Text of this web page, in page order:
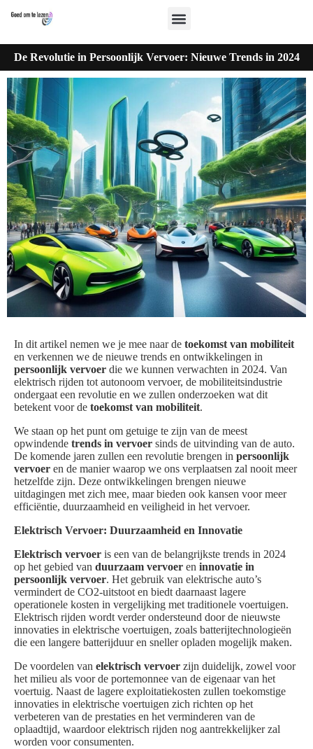
De Revolutie in Persoonlijk Vervoer: Nieuwe Trends in 2024
In dit artikel nemen we je mee naar de toekomst van mobiliteit
en verkennen we de nieuwe trends en ontwikkelingen in
persoonlijk vervoer die we kunnen verwachten in 2024. Van
elektrisch rijden tot autonoom vervoer, de mobiliteitsindustrie
ondergaat een revolutie en we zullen onderzoeken wat dit
betekent voor de toekomst van mobiliteit.
We staan op het punt om getuige te zijn van de meest
opwindende trends in vervoer sinds de uitvinding van de auto.
De komende jaren zullen een revolutie brengen in persoonlijk
vervoer en de manier waarop we ons verplaatsen zal nooit meer
hetzelfde zijn. Deze ontwikkelingen brengen nieuwe
uitdagingen met zich mee, maar bieden ook kansen voor meer
efficiëntie, duurzaamheid en veiligheid in het vervoer.
Elektrisch Vervoer: Duurzaamheid en Innovatie
Elektrisch vervoer is een van de belangrijkste trends in 2024
op het gebied van duurzaam vervoer en innovatie in
persoonlijk vervoer. Het gebruik van elektrische auto’s
vermindert de CO2-uitstoot en biedt daarnaast lagere
operationele kosten in vergelijking met traditionele voertuigen.
Elektrisch rijden wordt verder ondersteund door de nieuwste
innovaties in elektrische voertuigen, zoals batterijtechnologieën
die een langere batterijduur en sneller opladen mogelijk maken.
De voordelen van elektrisch vervoer zijn duidelijk, zowel voor
het milieu als voor de portemonnee van de eigenaar van het
voertuig. Naast de lagere exploitatiekosten zullen toekomstige
innovaties in elektrische voertuigen zich richten op het
verbeteren van de prestaties en het verminderen van de
oplaadtijd, waardoor elektrisch rijden nog aantrekkelijker zal
worden voor consumenten.